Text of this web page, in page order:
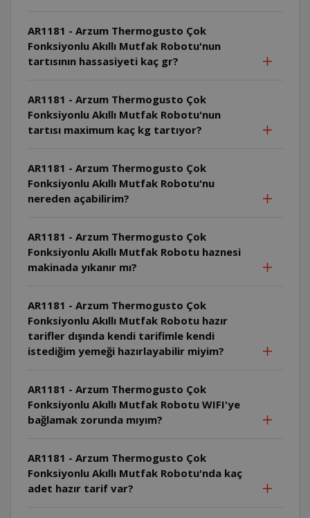
AR1181 - Arzum Thermogusto Çok
Fonksiyonlu Akıllı Mutfak Robotu'nun
tartısının hassasiyeti kaç gr?
AR1181 - Arzum Thermogusto Çok
Fonksiyonlu Akıllı Mutfak Robotu'nun
tartısı maximum kaç kg tartıyor?
AR1181 - Arzum Thermogusto Çok
Fonksiyonlu Akıllı Mutfak Robotu'nu
nereden açabilirim?
AR1181 - Arzum Thermogusto Çok
Fonksiyonlu Akıllı Mutfak Robotu haznesi
makinada yıkanır mı?
AR1181 - Arzum Thermogusto Çok
Fonksiyonlu Akıllı Mutfak Robotu hazır
tarifler dışında kendi tarifimle kendi
istediğim yemeği hazırlayabilir miyim?
AR1181 - Arzum Thermogusto Çok
Fonksiyonlu Akıllı Mutfak Robotu WIFI'ye
bağlamak zorunda mıyım?
AR1181 - Arzum Thermogusto Çok
Fonksiyonlu Akıllı Mutfak Robotu'nda kaç
adet hazır tarif var?